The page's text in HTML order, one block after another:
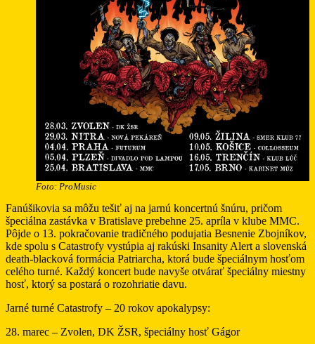
Foto: ProMusic
Fanúšikovia sa môžu tešiť aj na jarnú koncertnú šnúru, pričom
špeciálna zastávka v Bratislave prebehne 25. apríla v klube MMC.
Pôjde o 13. pokračovanie tradičného podujatia Besnenie Zbojníkov,
kde spolu s Catastrofy vystúpia aj rakúski Insanity Alert a slovenská
death-blacková formácia Patriarcha, ktorá bude špeciálnym hosťom
celého turné. Každý koncert bude navyše otvárať špeciálny miestny
hosť, ktorý sa postará o rozohriatie davu.
Jarné turné Catastrofy – 20 rokov apokalypsy:
28. marec – Zvolen, DK ŽSR, špeciálny hosť Gágor